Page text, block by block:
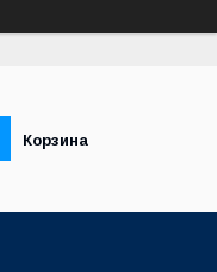
Корзина